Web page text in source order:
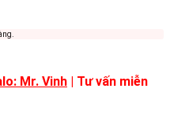
Mr. Vinh | Tư vấn miễn